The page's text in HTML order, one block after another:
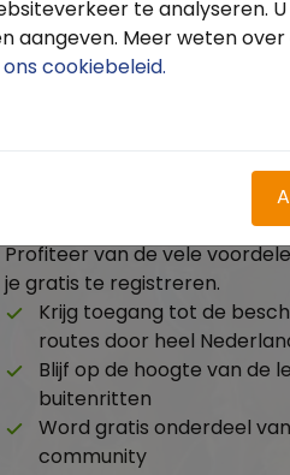
Inloggen
Wachtwoord vergeten?
Heb je nog geen
Profiteer van de vele
je gratis te registreren.
Krijg toegang tot de
routes door heel
Blijf op de hoogte van de
buitenritten
Word gratis onderdeel
community
te analyseren.
aangeven. Meer weten over
ons cookiebeleid.